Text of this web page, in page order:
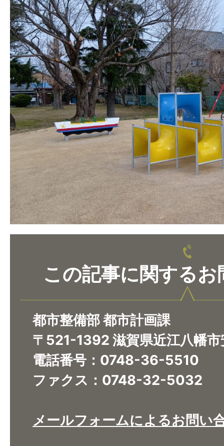
この記事に関するお
都市整備部 都市計画課
〒521-1392 滋賀県近江八幡
電話番号：0748-36-5510
ファクス：0748-32-5032
メールフォームによるお問い